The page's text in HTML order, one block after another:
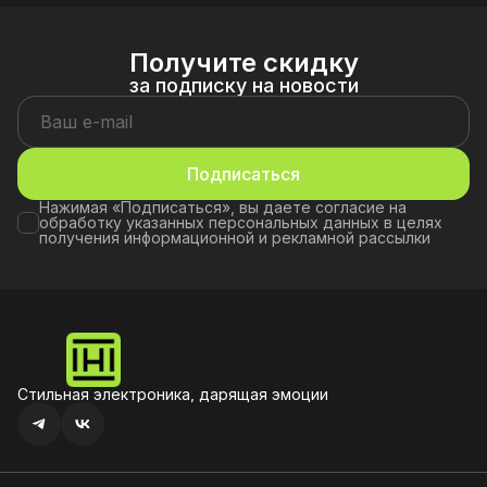
звука связана с низким
качеством материалов или
технологиями. Некоторые
модели не поддерживают
современные форматы
звука, что снижает их
функциональность.
выбирайте современные
модели с Bluetooth 5.3 и
Почему возникает такая
проблема? Стандартные
наушники часто не
подходят для игр — они не
длительном
игрового процесса важно,
подходили вашему
устройству и имели к
Получите скидку
за подписку на новости
Подписаться
Нажимая «Подписаться», вы даете согласие на
обработку указанных персональных данных в целях
получения информационной и рекламной рассылки
Стильная электроника, дарящая эмоции